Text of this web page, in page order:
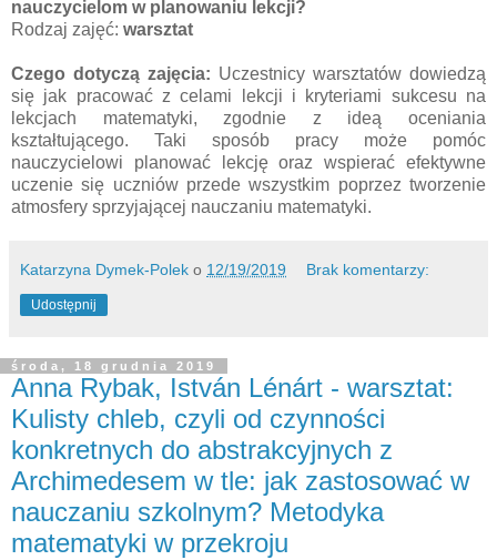
nauczycielom w planowaniu lekcji?
Rodzaj zajęć: warsztat
Czego dotyczą zajęcia: Uczestnicy warsztatów dowiedzą
się jak pracować z celami lekcji i kryteriami sukcesu na
lekcjach matematyki, zgodnie z ideą oceniania
kształtującego. Taki sposób pracy może pomóc
nauczycielowi planować lekcję oraz wspierać efektywne
uczenie się uczniów przede wszystkim poprzez tworzenie
atmosfery sprzyjającej nauczaniu matematyki.
Katarzyna Dymek-Polek o 12/19/2019 Brak komentarzy:
Udostępnij
środa, 18 grudnia 2019
Anna Rybak, István Lénárt - warsztat:
Kulisty chleb, czyli od czynności
konkretnych do abstrakcyjnych z
Archimedesem w tle: jak zastosować w
nauczaniu szkolnym? Metodyka
matematyki w przekroju